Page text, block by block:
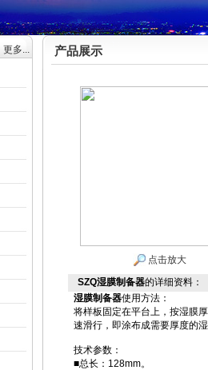
更多... 产品展示
点击放大
SZQ湿膜制备器的详细资料：
湿膜制备器使用方法：
将样板固定在平台上，按湿膜
速滑行，即涂布成需要厚度的
技术参数：
■总长：128mm。